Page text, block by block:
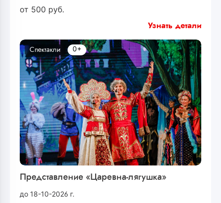
от 500 руб.
Узнать детали
Представление «Царевна-лягушка»
до 18-10-2026 г.
Спектакли 0+